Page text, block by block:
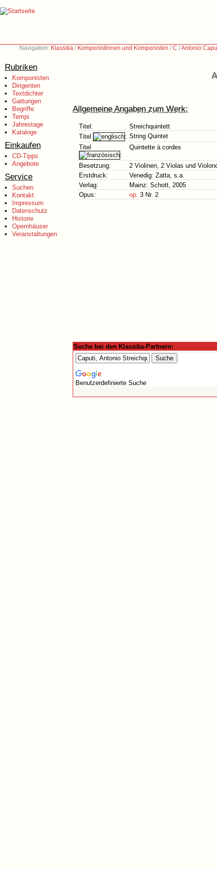
Navigation: Klassika / Komponistinnen und Komponisten /C /Antonio
Rubriken
Komponisten
Dirigenten
Textdichter
Gattungen
Begriffe
Tempi
Jahrestage
Kataloge
Einkaufen
CD-Tipps
Angebote
Service
Suchen
Kontakt
Impressum
Datenschutz
Historie
Opernhäuser
Veranstaltungen
Allgemeine Angaben zum Werk:
Titel:
Streichquintett
Titel
: String Quintet
Titel
:
Quintette à cordes
Besetzung:
2 Violinen, 2 Violas und
Erstdruck:
Venedig: Zatta, s.a.
Verlag:
Mainz: Schott, 2005
Opus:
op. 3 Nr. 2
Suche bei den Klassika-Partnern:
Benutzerdefinierte Suche